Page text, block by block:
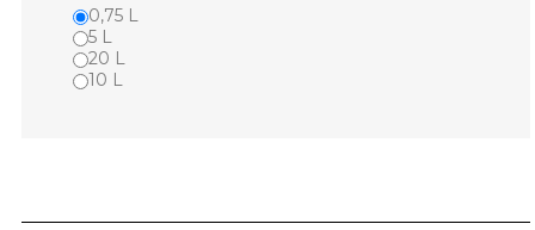
0,75 L
5 L
20 L
10 L